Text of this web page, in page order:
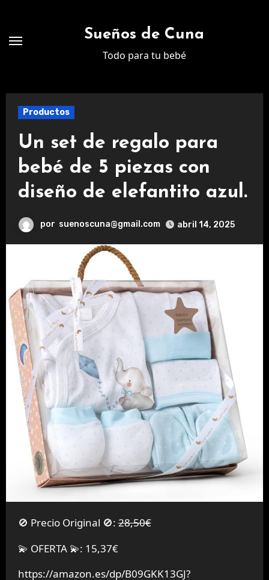
contenido
Sueños de Cuna
Todo para tu bebé
Productos
Un set de regalo para
bebé de 5 piezas con
diseño de elefantito azul.
por suenoscuna@gmail.com abril 14, 2025
🚫 Precio Original 🚫:28,50€
💫 OFERTA 💫: 15,37€
https://amazon.es/dp/B09GKK13GJ?